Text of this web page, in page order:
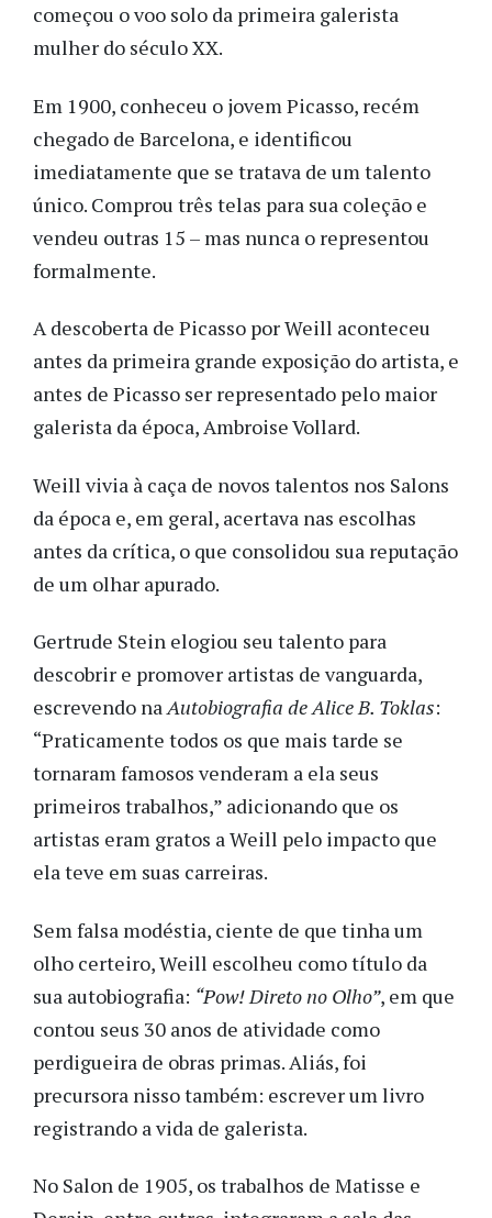
começou o voo solo da primeira galerista
mulher do século XX.
Em 1900, conheceu o jovem Picasso, recém
chegado de Barcelona, e identificou
imediatamente que se tratava de um talento
único. Comprou três telas para sua coleção e
vendeu outras 15 – mas nunca o representou
formalmente.
A descoberta de Picasso por Weill aconteceu
antes da primeira grande exposição do artista, e
antes de Picasso ser representado pelo maior
galerista da época, Ambroise Vollard.
Weill vivia à caça de novos talentos nos Salons
da época e, em geral, acertava nas escolhas
antes da crítica, o que consolidou sua reputação
de um olhar apurado.
Gertrude Stein elogiou seu talento para
descobrir e promover artistas de vanguarda,
escrevendo naAutobiografia de Alice B. Toklas:
“Praticamente todos os que mais tarde se
tornaram famosos venderam a ela seus
primeiros trabalhos,” adicionando que os
artistas eram gratos a Weill pelo impacto que
ela teve em suas carreiras.
Sem falsa modéstia, ciente de que tinha um
olho certeiro, Weill escolheu como título da
sua autobiografia: “Pow! Direto no Olho”, em que
contou seus 30 anos de atividade como
perdigueira de obras primas. Aliás, foi
precursora nisso também: escrever um livro
registrando a vida de galerista.
No Salon de 1905, os trabalhos de Matisse e